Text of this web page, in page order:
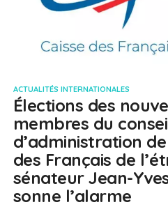
ACTUALITÉS INTERNATIONALES
Élections des
membres du
d’administration
des Français de
sénateur Jean-
sonne l’alarme